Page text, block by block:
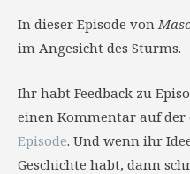
In dieser Episode von
im Angesicht des Sturms.
Ihr habt Feedback zu
einen Kommentar auf der
Episode. Und wenn ihr
Geschichte habt, dann